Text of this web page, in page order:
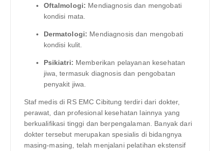
Oftalmologi: Mendiagnosis dan mengobati
kondisi mata.
Dermatologi: Mendiagnosis dan mengobati
kondisi kulit.
Psikiatri: Memberikan pelayanan kesehatan
jiwa, termasuk diagnosis dan pengobatan
penyakit jiwa.
Staf medis di RS EMC Cibitung terdiri dari dokter,
perawat, dan profesional kesehatan lainnya yang
berkualifikasi tinggi dan berpengalaman. Banyak dari
dokter tersebut merupakan spesialis di bidangnya
masing-masing, telah menjalani pelatihan ekstensif